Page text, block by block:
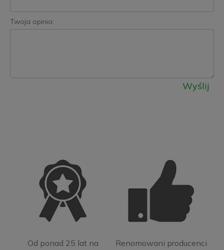
Twoja opinia:
Wyślij
Od ponad 25 lat na
Renomowani producenci